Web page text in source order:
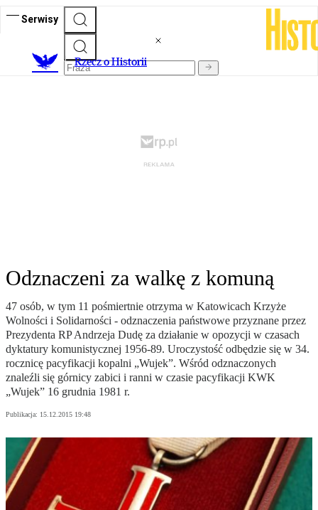
Serwisy
Rzecz o Historii
Odznaczeni za walkę z komuną
47 osób, w tym 11 pośmiertnie otrzyma w Katowicach Krzyże
Wolności i Solidarności - odznaczenia państwowe przyznane przez
Prezydenta RP Andrzeja Dudę za działanie w opozycji w czasach
dyktatury komunistycznej 1956-89. Uroczystość odbędzie się w 34.
rocznicę pacyfikacji kopalni „Wujek”. Wśród odznaczonych
znaleźli się górnicy zabici i ranni w czasie pacyfikacji KWK
„Wujek” 16 grudnia 1981 r.
Publikacja: 15.12.2015 19:48